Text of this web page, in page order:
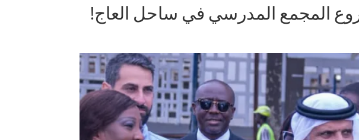
المجمع المدرسي في ساحل العاج!